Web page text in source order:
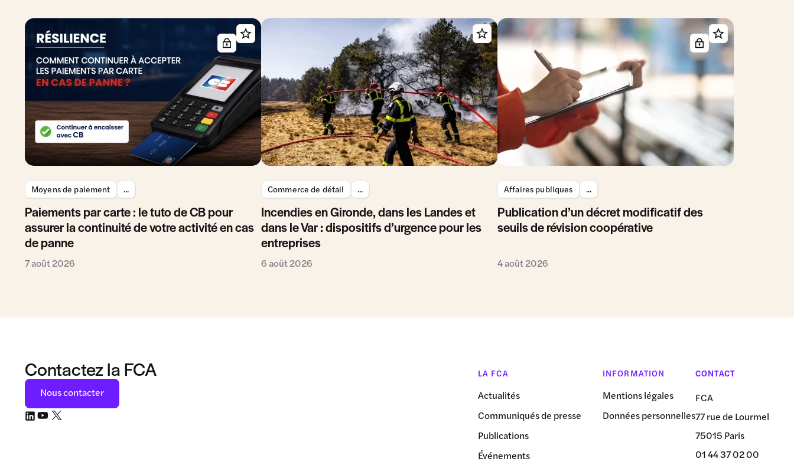
Moyens de paiement ...
Paiements par carte : le tuto de CB pour
assurer la continuité de votre activité en cas
de panne
7 août 2026
Commerce de détail ...
Incendies en Gironde, dans les Landes et
dans le Var : dispositifs d’urgence pour les
entreprises
6 août 2026
Affaires publiques ...
Publication d’un décret modificatif des
seuils de révision coopérative
4 août 2026
Contactez la FCA
Nous contacter
LA FCA
Actualités
Communiqués de presse
Publications
Événements
INFORMATION
Mentions légales
Données personnelles
CONTACT
FCA
77 rue de Lourmel
75015 Paris
01 44 37 02 00